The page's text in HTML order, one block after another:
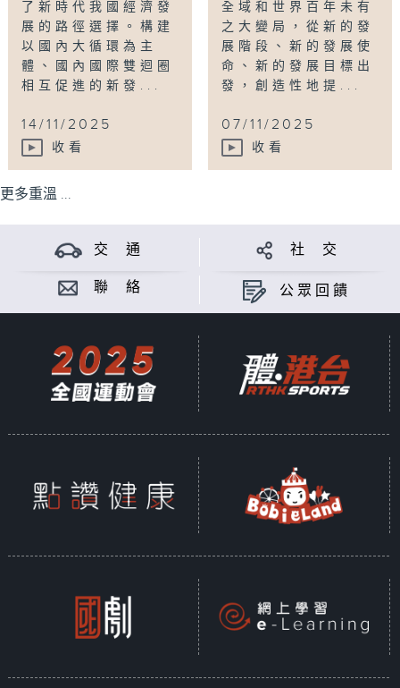
了新時代我國經濟發
展的路徑選擇。構建
以國內大循環為主
體、國內國際雙迴圈
相互促進的新發...
14/11/2025
收看
全域和世界百年未有
之大變局，從新的發
展階段、新的發展使
命、新的發展目標出
發，創造性地提...
07/11/2025
收看
更多重溫 ...
交 通 社 交
聯 絡 公眾回饋